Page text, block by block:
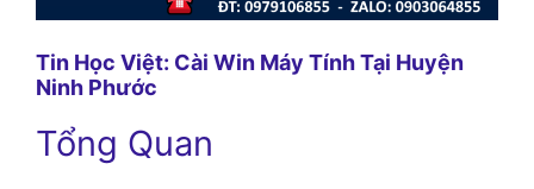
Tin Học Việt: Cài Win Máy Tính Tại Huyện
Ninh Phước
Tổng Quan